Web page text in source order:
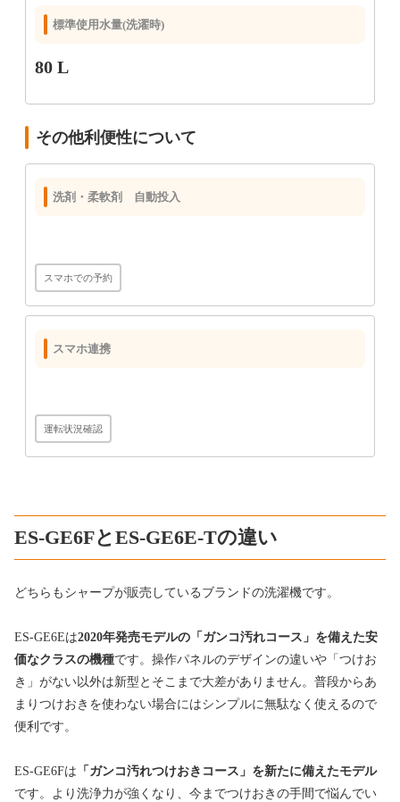
標準使用水量(洗濯時)
80 L
その他利便性について
洗剤・柔軟剤 自動投入
スマホでの予約
スマホ連携
運転状況確認
ES-GE6FとES-GE6E-Tの違い
どちらもシャープが販売しているブランドの洗濯機です。
ES-GE6Eは2020年発売モデルの「ガンコ汚れコース」を備えた安
価なクラスの機種です。操作パネルのデザインの違いや「つけお
き」がない以外は新型とそこまで大差がありません。普段からあ
まりつけおきを使わない場合にはシンプルに無駄なく使えるので
便利です。
ES-GE6Fは 「ガンコ汚れつけおきコース」を新たに備えたモデル
です。より洗浄力が強くなり、今までつけおきの手間で悩んでい